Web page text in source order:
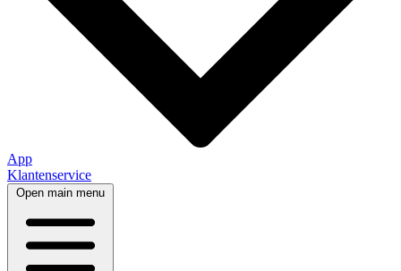
App
Klantenservice
Open main menu